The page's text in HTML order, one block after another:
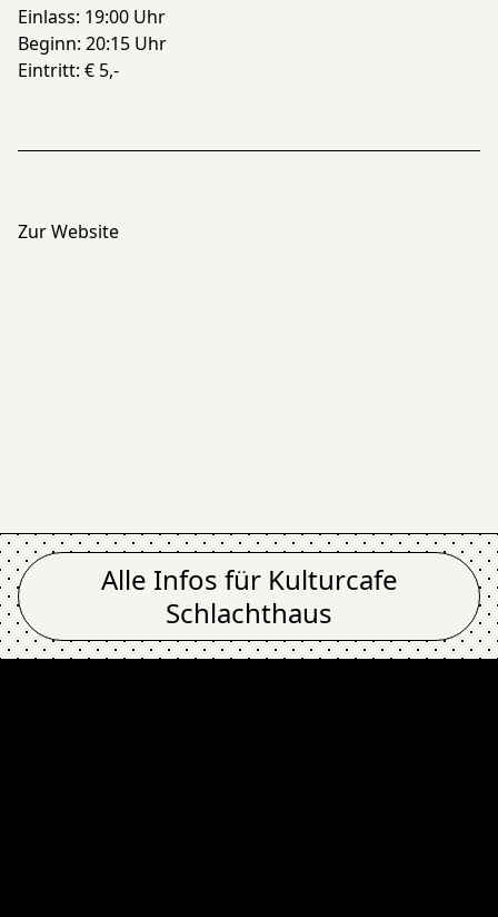
Einlass: 19:00 Uhr
Beginn: 20:15 Uhr
Eintritt: € 5,-
Zur Website
Alle Infos für Kulturcafe
Schlachthaus